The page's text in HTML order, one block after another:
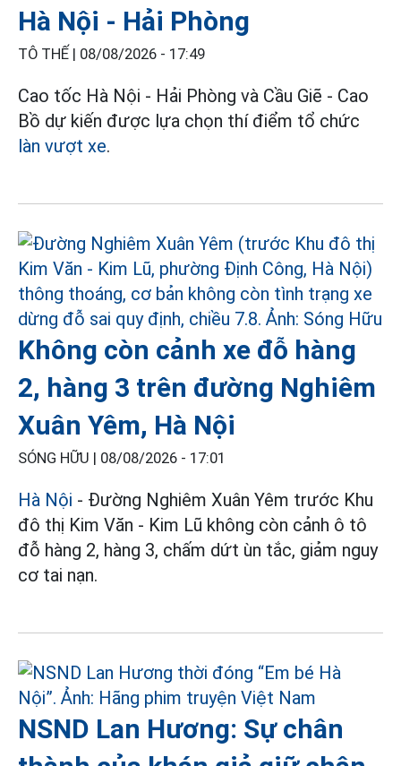
Hà Nội - Hải Phòng
TÔ THẾ | 08/08/2026 - 17:49
Cao tốc Hà Nội - Hải Phòng và Cầu Giẽ - Cao
Bồ dự kiến được lựa chọn thí điểm tổ chức
làn vượt xe.
Không còn cảnh xe đỗ hàng
2, hàng 3 trên đường Nghiêm
Xuân Yêm, Hà Nội
SÓNG HỮU | 08/08/2026 - 17:01
Hà Nội - Đường Nghiêm Xuân Yêm trước Khu
đô thị Kim Văn - Kim Lũ không còn cảnh ô tô
đỗ hàng 2, hàng 3, chấm dứt ùn tắc, giảm nguy
cơ tai nạn.
NSND Lan Hương: Sự chân